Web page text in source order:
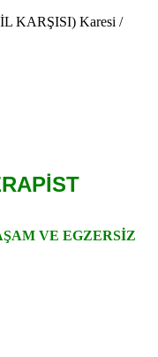
KARŞISI) Karesi /
VE EGZERSİZ